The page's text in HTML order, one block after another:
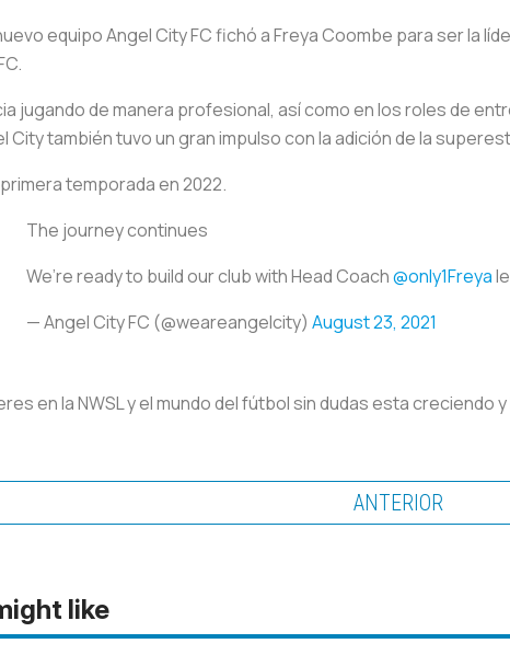
equipo Angel City FC fichó a Freya Coombe para ser la
jugando de manera profesional, así como en los roles de
City también tuvo un gran impulso con la adición de la
temporada en 2022.
The journey continues
We’re ready to build our club with Head Coach@only1Freya
— Angel City FC (@weareangelcity) August 23, 2021
en la NWSL y el mundo del fútbol sin dudas esta
ANTERIOR
like